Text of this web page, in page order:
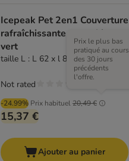
Icepeak Pet 2en1 Couverture
rafraîchissante pour chien,
vert
taille L : L 62 x l 84 cm
-24.99% Prix habituel20,49 €
Prix le plus bas
pratiqué au cours
des 30 jours
précédents
l'offre.
15,37 €
Not rated
Ajouter au panier